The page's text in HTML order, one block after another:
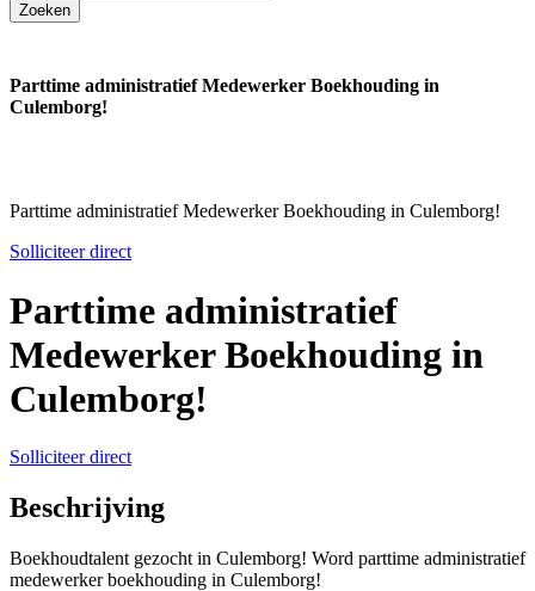
Parttime administratief Medewerker Boekhouding in
Culemborg!
Parttime administratief Medewerker Boekhouding in Culemborg!
Solliciteer direct
Parttime administratief
Medewerker Boekhouding in
Culemborg!
Solliciteer direct
Beschrijving
Boekhoudtalent gezocht in Culemborg! Word parttime administratief
medewerker boekhouding in Culemborg!